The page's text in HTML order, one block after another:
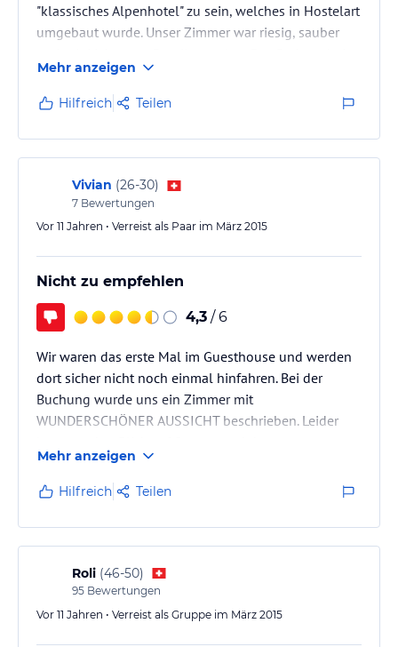
"klassisches Alpenhotel" zu sein, welches in Hostelart
umgebaut wurde. Unser Zimmer war riesig, sauber
mir aus den 70er/80ern zu sein, aber dennoch sauber.
Direkt im Ort, schräg ggü startet die Bergbahn und
man kann von der Bar direkt ins Bett fallen. Sowohl
für ein Ski-als auch für ein Wanderwochenende
perfekt.
Direkt vor der Tür ist allerdings eine riesige Baustelle.
Mehr anzeigen
Hilfreich Teilen
Vivian (26-30)
7 Bewertungen
Vor 11 Jahren • Verreist als Paar im März 2015
Nicht zu empfehlen
4,3 / 6
Wir waren das erste Mal im Guesthouse und werden
dort sicher nicht noch einmal hinfahren. Bei der
Buchung wurde uns ein Zimmer mit
WUNDERSCHÖNER AUSSICHT beschrieben. Leider
gegenüberliegende ARENA Hotel.
Den Schlüssel haben wir beim late check in
abgeholt...in einer völlig verqualmten Bar... für
Nichtraucher sehr unangenehm, zumal man durch die
laute Musik kaum sein eigenes Wort verstand.
Das Bett war eine absolute Katastrophe...habe noch
nie so schlecht…
Mehr anzeigen
Hilfreich Teilen
Roli (46-50)
95 Bewertungen
Vor 11 Jahren • Verreist als Gruppe im März 2015